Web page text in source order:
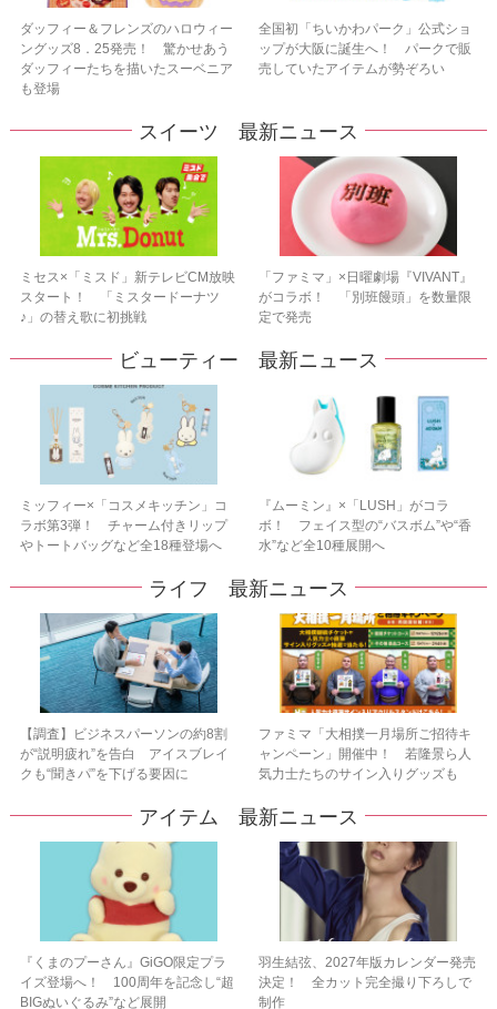
ダッフィー＆フレンズのハロウィー
ングッズ8．25発売！ 驚かせあう
ダッフィーたちを描いたスーベニア
も登場
全国初「ちいかわパーク」公式ショ
ップが大阪に誕生へ！ パークで販
売していたアイテムが勢ぞろい
スイーツ 最新ニュース
ミセス×「ミスド」新テレビCM放映
スタート！ 「ミスタードーナツ
♪」の替え歌に初挑戦
「ファミマ」×日曜劇場『VIVANT』
がコラボ！ 「別班饅頭」を数量限
定で発売
ビューティー 最新ニュース
ミッフィー×「コスメキッチン」コ
ラボ第3弾！ チャーム付きリップ
やトートバッグなど全18種登場へ
『ムーミン』×「LUSH」がコラ
ボ！ フェイス型の“バスボム”や“香
水”など全10種展開へ
ライフ 最新ニュース
【調査】ビジネスパーソンの約8割
が“説明疲れ”を告白 アイスブレイ
クも“聞きパ”を下げる要因に
ファミマ「大相撲一月場所ご招待キ
ャンペーン」開催中！ 若隆景ら人
気力士たちのサイン入りグッズも
アイテム 最新ニュース
『くまのプーさん』GiGO限定プラ
イズ登場へ！ 100周年を記念し“超
BIGぬいぐるみ”など展開
羽生結弦、2027年版カレンダー発売
決定！ 全カット完全撮り下ろしで
制作